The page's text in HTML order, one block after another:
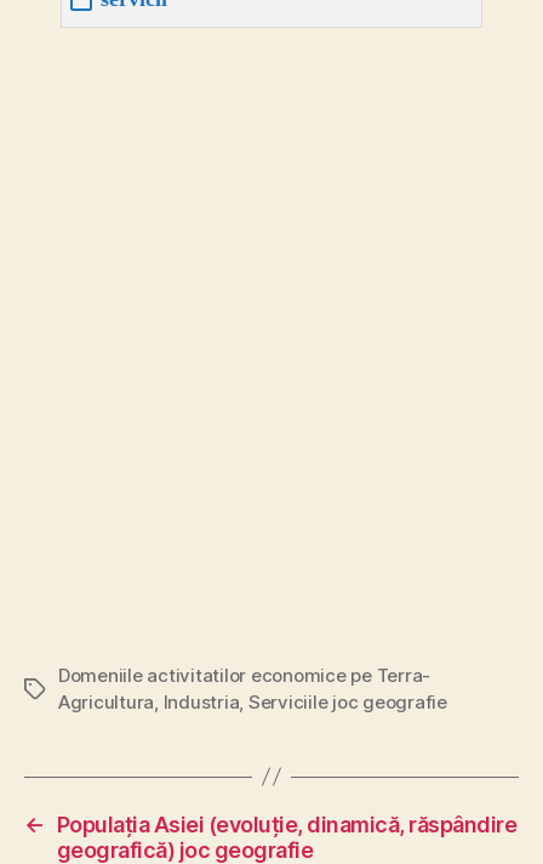
Etichete
Domeniile activitatilor economice pe Terra-
Agricultura Industria Serviciile joc geografie
←
Populația Asiei (evoluție, dinamică, răspândire
geografică) joc geografie